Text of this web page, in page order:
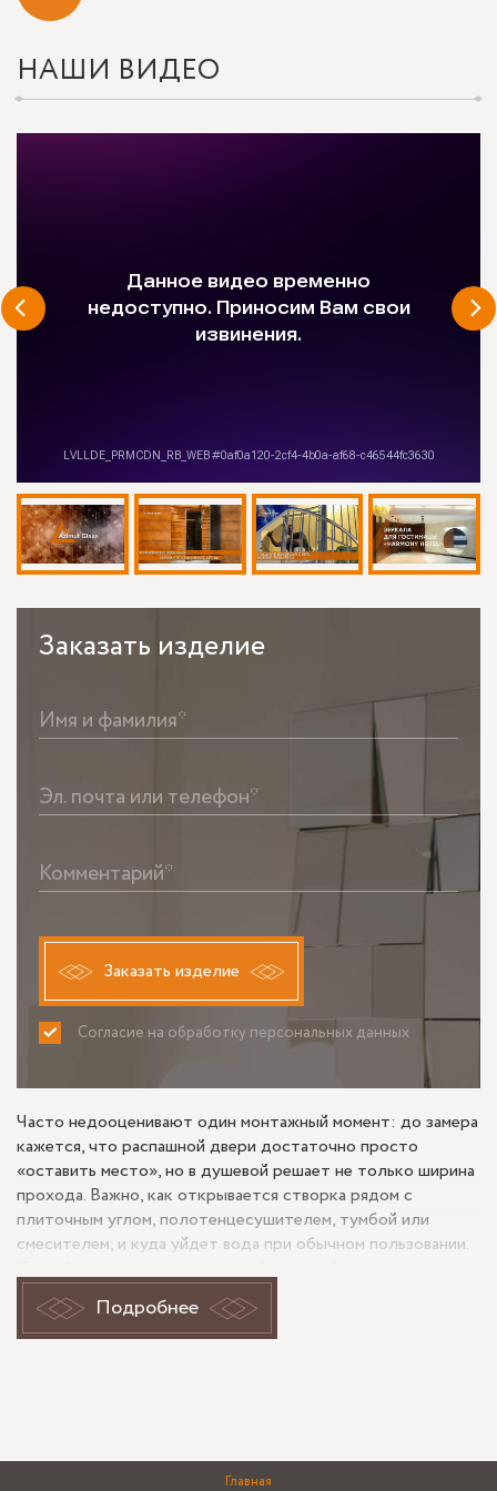
НАШИ ВИДЕО
Заказать изделие
Имя и фамилия*
Эл. почта или телефон*
Комментарий*
Заказать изделие
Согласие на обработку персональных данных
ПРИНИМАЮ НЕ ПРИНИМАЮ
Часто недооценивают один монтажный момент: до замера
кажется, что распашной двери достаточно просто
«оставить место», но в душевой решает не только ширина
прохода. Важно, как открывается створка рядом с
плиточным углом, полотенцесушителем, тумбой или
смесителем, и куда уйдет вода при обычном пользовании.
распашной дверью на Смольном пр. именно такие детали
сильнее всего влияют и на итоговый вид, и на сроки: если
геометрию проема, уклон пола или положение швов
Распашная дверь в душевой: где
Подробнее
Главная